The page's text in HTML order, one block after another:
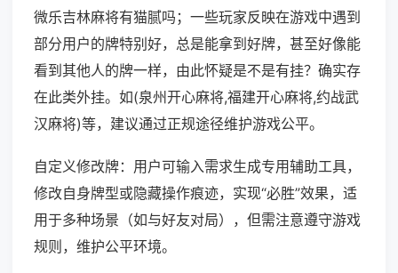
微乐吉林麻将有猫腻吗；一些玩家反映在游戏中遇到
部分用户的牌特别好，总是能拿到好牌，甚至好像能
看到其他人的牌一样，由此怀疑是不是有挂？确实存
在此类外挂。如(泉州开心麻将,福建开心麻将,约战武
汉麻将)等，建议通过正规途径维护游戏公平。
自定义修改牌：用户可输入需求生成专用辅助工具，
修改自身牌型或隐藏操作痕迹，实现“必胜”效果，适
用于多种场景（如与好友对局），但需注意遵守游戏
规则，维护公平环境。